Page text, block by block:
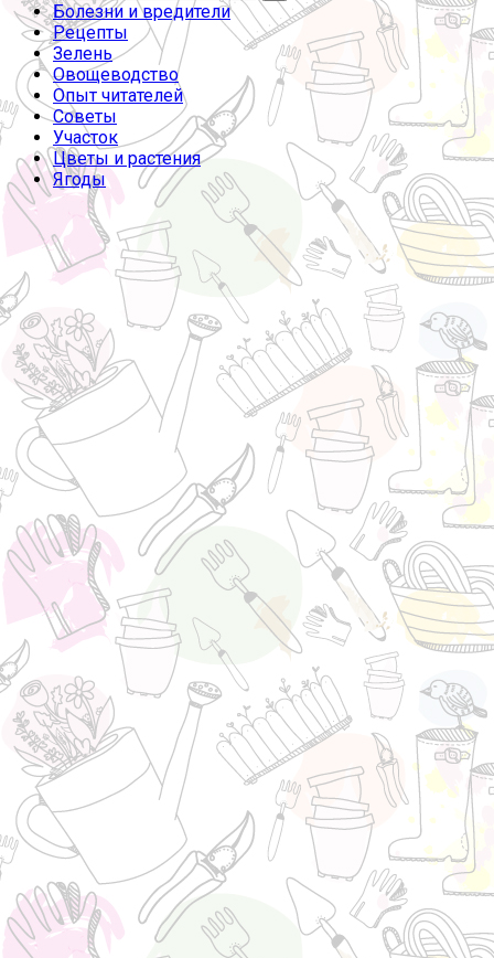
Болезни и вредители
Рецепты
Зелень
Овощеводство
Опыт читателей
Советы
Участок
Цветы и растения
Ягоды